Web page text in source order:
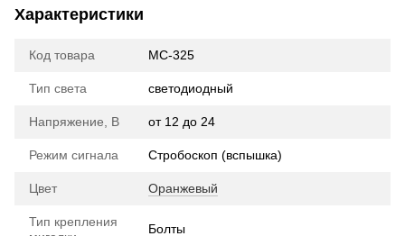
Характеристики
Код товара МС-325
Тип света cветодиодный
Напряжение, В от 12 до 24
Режим сигнала Стробоскоп (вспышка)
Цвет Оранжевый
Тип крепления
Болты